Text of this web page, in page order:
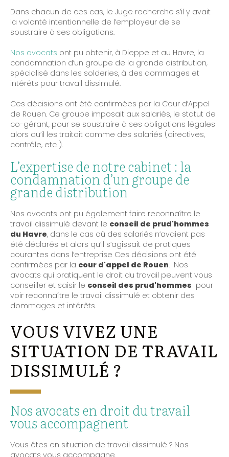
Dans chacun de ces cas, le Juge recherche s’il y avait
la volonté intentionnelle de l’employeur de se
soustraire à ses obligations.
Nos avocats ont pu obtenir, à Dieppe et au Havre, la
condamnation d’un groupe de la grande distribution,
spécialisé dans les solderies, à des dommages et
intérêts pour travail dissimulé.
Ces décisions ont été confirmées par la Cour d’Appel
de Rouen. Ce groupe imposait aux salariés, le statut de
co-gérant, pour se soustraire à ses obligations légales
alors qu’il les traitait comme des salariés (directives,
contrôle, etc ).
L’expertise de notre cabinet : la
condamnation d’un groupe de
grande distribution
Nos avocats ont pu également faire reconnaître le
travail dissimulé devant le conseil de prud'hommes
du Havre, dans le cas où des salariés n’avaient pas
été déclarés et alors qu’il s’agissait de pratiques
courantes dans l’entreprise Ces décisions ont été
confirmées par la cour d'appel de Rouen. Nos
avocats qui pratiquent le droit du travail peuvent vous
conseiller et saisir le conseil des prud'hommes pour
voir reconnaître le travail dissimulé et obtenir des
dommages et intérêts.
VOUS VIVEZ UNE
SITUATION DE TRAVAIL
DISSIMULÉ ?
Nos avocats en droit du travail
vous accompagnent
Vous êtes en situation de travail dissimulé ? Nos
avocats vous accompagne.